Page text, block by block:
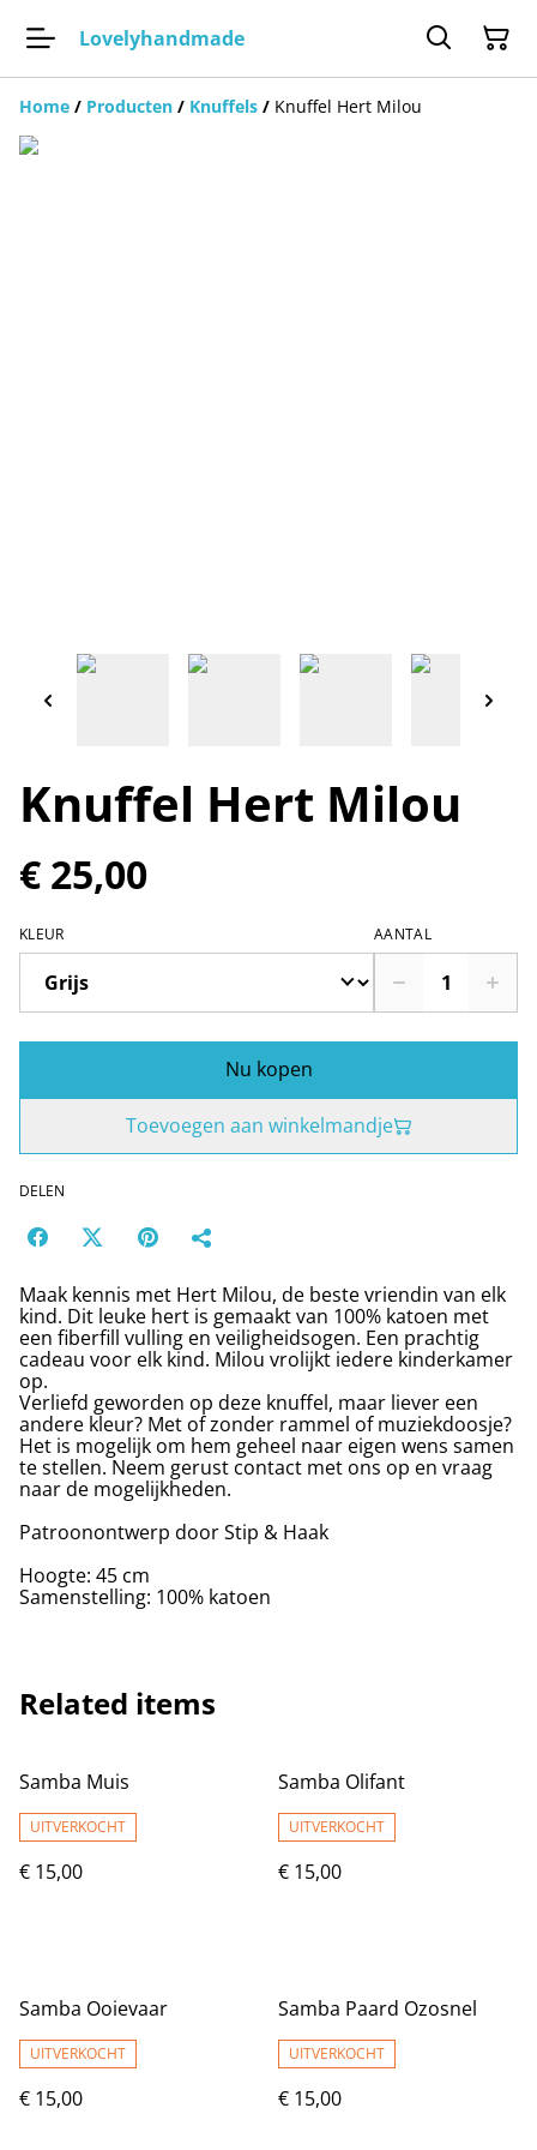
Lovelyhandmade
Home / Producten / Knuffels / Knuffel Hert Milou
Knuffel Hert Milou
€ 25,00
KLEUR AANTAL
Nu kopen
Toevoegen aan winkelmandje
DELEN
Maak kennis met Hert Milou, de beste vriendin van elk
kind. Dit leuke hert is gemaakt van 100% katoen met
een fiberfill vulling en veiligheidsogen. Een prachtig
cadeau voor elk kind. Milou vrolijkt iedere kinderkamer
op.
Verliefd geworden op deze knuffel, maar liever een
andere kleur? Met of zonder rammel of muziekdoosje?
Het is mogelijk om hem geheel naar eigen wens samen
te stellen. Neem gerust contact met ons op en vraag
naar de mogelijkheden.
Patroonontwerp door Stip & Haak
Hoogte: 45 cm
Samenstelling: 100% katoen
Related items
Samba Muis
UITVERKOCHT
€ 15,00
Samba Olifant
UITVERKOCHT
€ 15,00
Samba Ooievaar
UITVERKOCHT
€ 15,00
Samba Paard Ozosnel
UITVERKOCHT
€ 15,00